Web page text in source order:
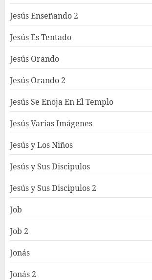
Jesús Enseñando 2
Jesús Es Tentado
Jesús Orando
Jesús Orando 2
Jesús Se Enoja En El Templo
Jesús Varias Imágenes
Jesús y Los Niños
Jesús y Sus Discipulos
Jesús y Sus Discipulos 2
Job
Job 2
Jonás
Jonás 2